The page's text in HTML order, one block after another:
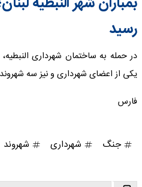
رسید
در حمله به ساختمان شهرداری
یکی از اعضای شهرداری و نیز سه
فارس
جنگ شهرداری شهروند